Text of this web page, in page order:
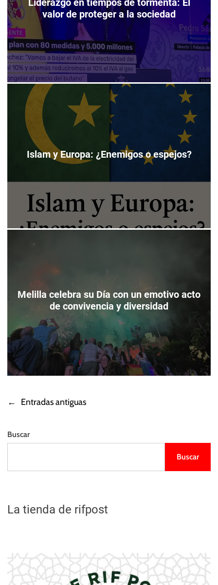
Liderazgo en tiempos de tormenta: El
valor de proteger a la sociedad
Islam y Europa: ¿Enemigos o espejos?
Melilla celebra su Día con un emotivo acto
de convivencia y diversidad
N
v
e
a
ó
← Entradas antiguas
Buscar
Buscar
La tienda de rifpost